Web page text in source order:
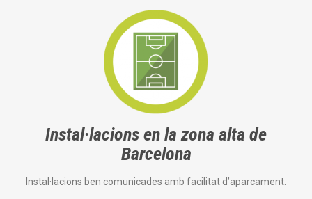
Instal·lacions en la zona alta de
Barcelona
Instal·lacions ben comunicades amb facilitat d’aparcament.